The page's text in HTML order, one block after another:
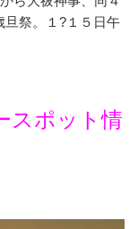
旦祭。１?１５日午
スポット情